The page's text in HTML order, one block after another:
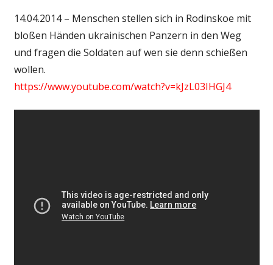
14.04.2014 – Menschen stellen sich in Rodinskoe mit
bloßen Händen ukrainischen Panzern in den Weg
und fragen die Soldaten auf wen sie denn schießen
wollen.
https://www.youtube.com/watch?v=kJzL03IHGJ4